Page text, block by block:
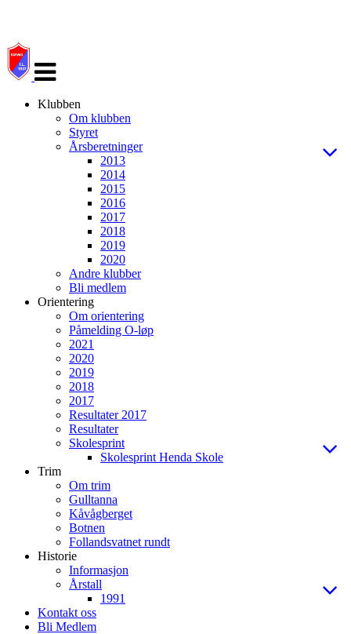
navigasjon
Klubben
Om klubben
Styret
Årsberetninger
2013
2014
2015
2016
2017
2018
2019
2020
Andre klubber
Bli medlem
Orientering
Om orientering
Påmelding O-løp
2021
2020
2019
2018
2017
Resultater 2017
Resultater
Skolesprint
Skolesprint Henda Skole
Trim
Om trim
Gulltanna
Kåvågberget
Botnen
Follandsvatnet rundt
Historie
Informasjon
Årstall
1991
Kontakt oss
Bli Medlem